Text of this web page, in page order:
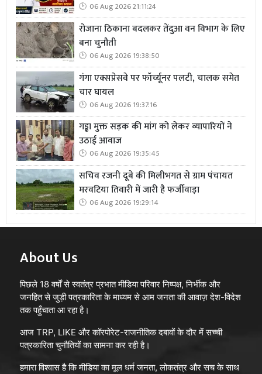
06 Aug 2026 21:11:24
रोजाना ठिकाना बदलकर तेंदुआ वन विभाग के लिए
बना चुनौती
06 Aug 2026 19:38:50
गंगा एक्सप्रेसवे पर फॉर्च्यूनर पलटी, चालक समेत
चार घायल
06 Aug 2026 19:37:16
गड्ढा मुक्त सड़क की मांग को लेकर व्यापारियों ने
उठाई आवाज
06 Aug 2026 19:35:45
सचिव रजनी दूबे की मिलीभगत से ग्राम पंचायत
मरवटिया तिवारी में जारी है फर्जीवाड़ा
06 Aug 2026 19:29:14
About Us
पिछले 18 वर्षों से स्वतंत्र प्रभात मीडिया परिवार निष्पक्ष, निर्भीक और
जनहित से जुड़ी पत्रकारिता के माध्यम से आम जनता की आवाज़ देश-विदेश
तक पहुँचाता आ रहा है।
आज TRP, LIKE और कॉरपोरेट-राजनीतिक दबावों के दौर में सच्ची
पत्रकारिता चुनौतियों का सामना कर रही है।
हमारा विश्वास है कि मीडिया का मूल धर्म जनता, लोकतंत्र और सच के साथ